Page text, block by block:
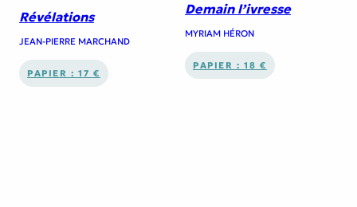
Révélations
JEAN-PIERRE MARCHAND
PAPIER : 17 €
Demain l’ivresse
MYRIAM HÉRON
PAPIER : 18 €